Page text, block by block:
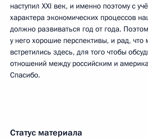
наступил XXI век, и именно поэтому с
характера экономических процессов
должно развиваться год от года.
у него хорошие перспективы, и рад, что
встретились здесь, для того чтобы
отношений между российским и
Спасибо.
Статус материала